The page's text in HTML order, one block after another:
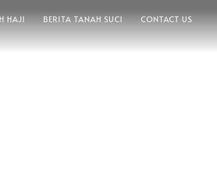
HAJI BERITA TANAH SUCI CONTACT US